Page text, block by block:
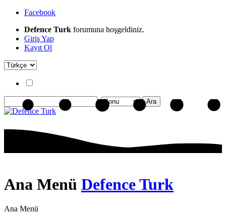
Facebook
Defence Turk forumuna hoşgeldiniz.
Giriş Yap
Kayıt Ol
Ana Menü Defence Turk
Ana Menü